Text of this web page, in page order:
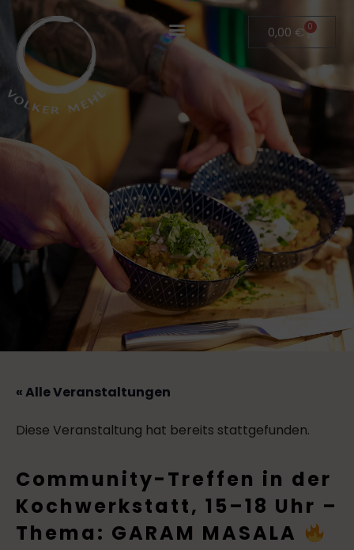
0,00 € 0
« Alle Veranstaltungen
Diese Veranstaltung hat bereits stattgefunden.
Community-Treffen in der
Kochwerkstatt, 15–18 Uhr –
Thema: GARAM MASALA